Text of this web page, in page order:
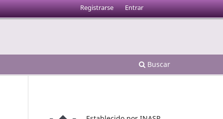
Buscar
Registrarse Entrar